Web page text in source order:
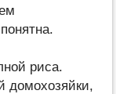
риса.
домохозяйки,